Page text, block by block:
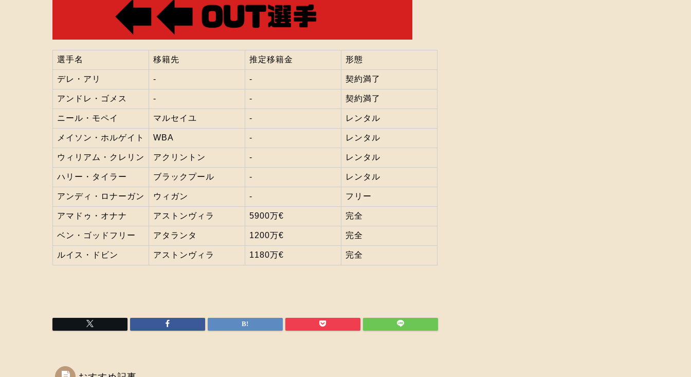
選手名 移籍先 推定移籍金 形態
デレ・アリ ‐ ‐ 契約満了
アンドレ・ゴメス ‐ ‐ 契約満了
ニール・モペイ マルセイユ ‐ レンタル
メイソン・ホルゲイト WBA ‐ レンタル
ウィリアム・クレリン アクリントン ‐ レンタル
ハリー・タイラー ブラックプール ‐ レンタル
アンディ・ロナーガン ウィガン ‐ フリー
アマドゥ・オナナ アストンヴィラ 5900万€ 完全
ベン・ゴッドフリー アタランタ 1200万€ 完全
ルイス・ドビン アストンヴィラ 1180万€ 完全